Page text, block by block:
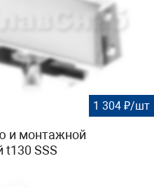
1 304 ₽/шт
и монтажной
SSS